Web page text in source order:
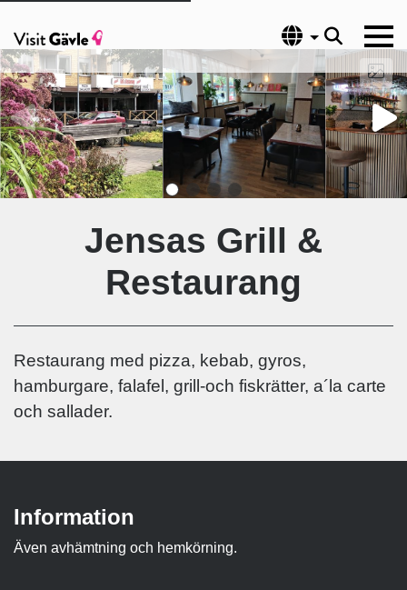
Språk
Jensas Grill &
Restaurang
Restaurang med pizza, kebab, gyros,
hamburgare, falafel, grill-och fiskrätter, a´la carte
och sallader.
Information
Även avhämtning och hemkörning.